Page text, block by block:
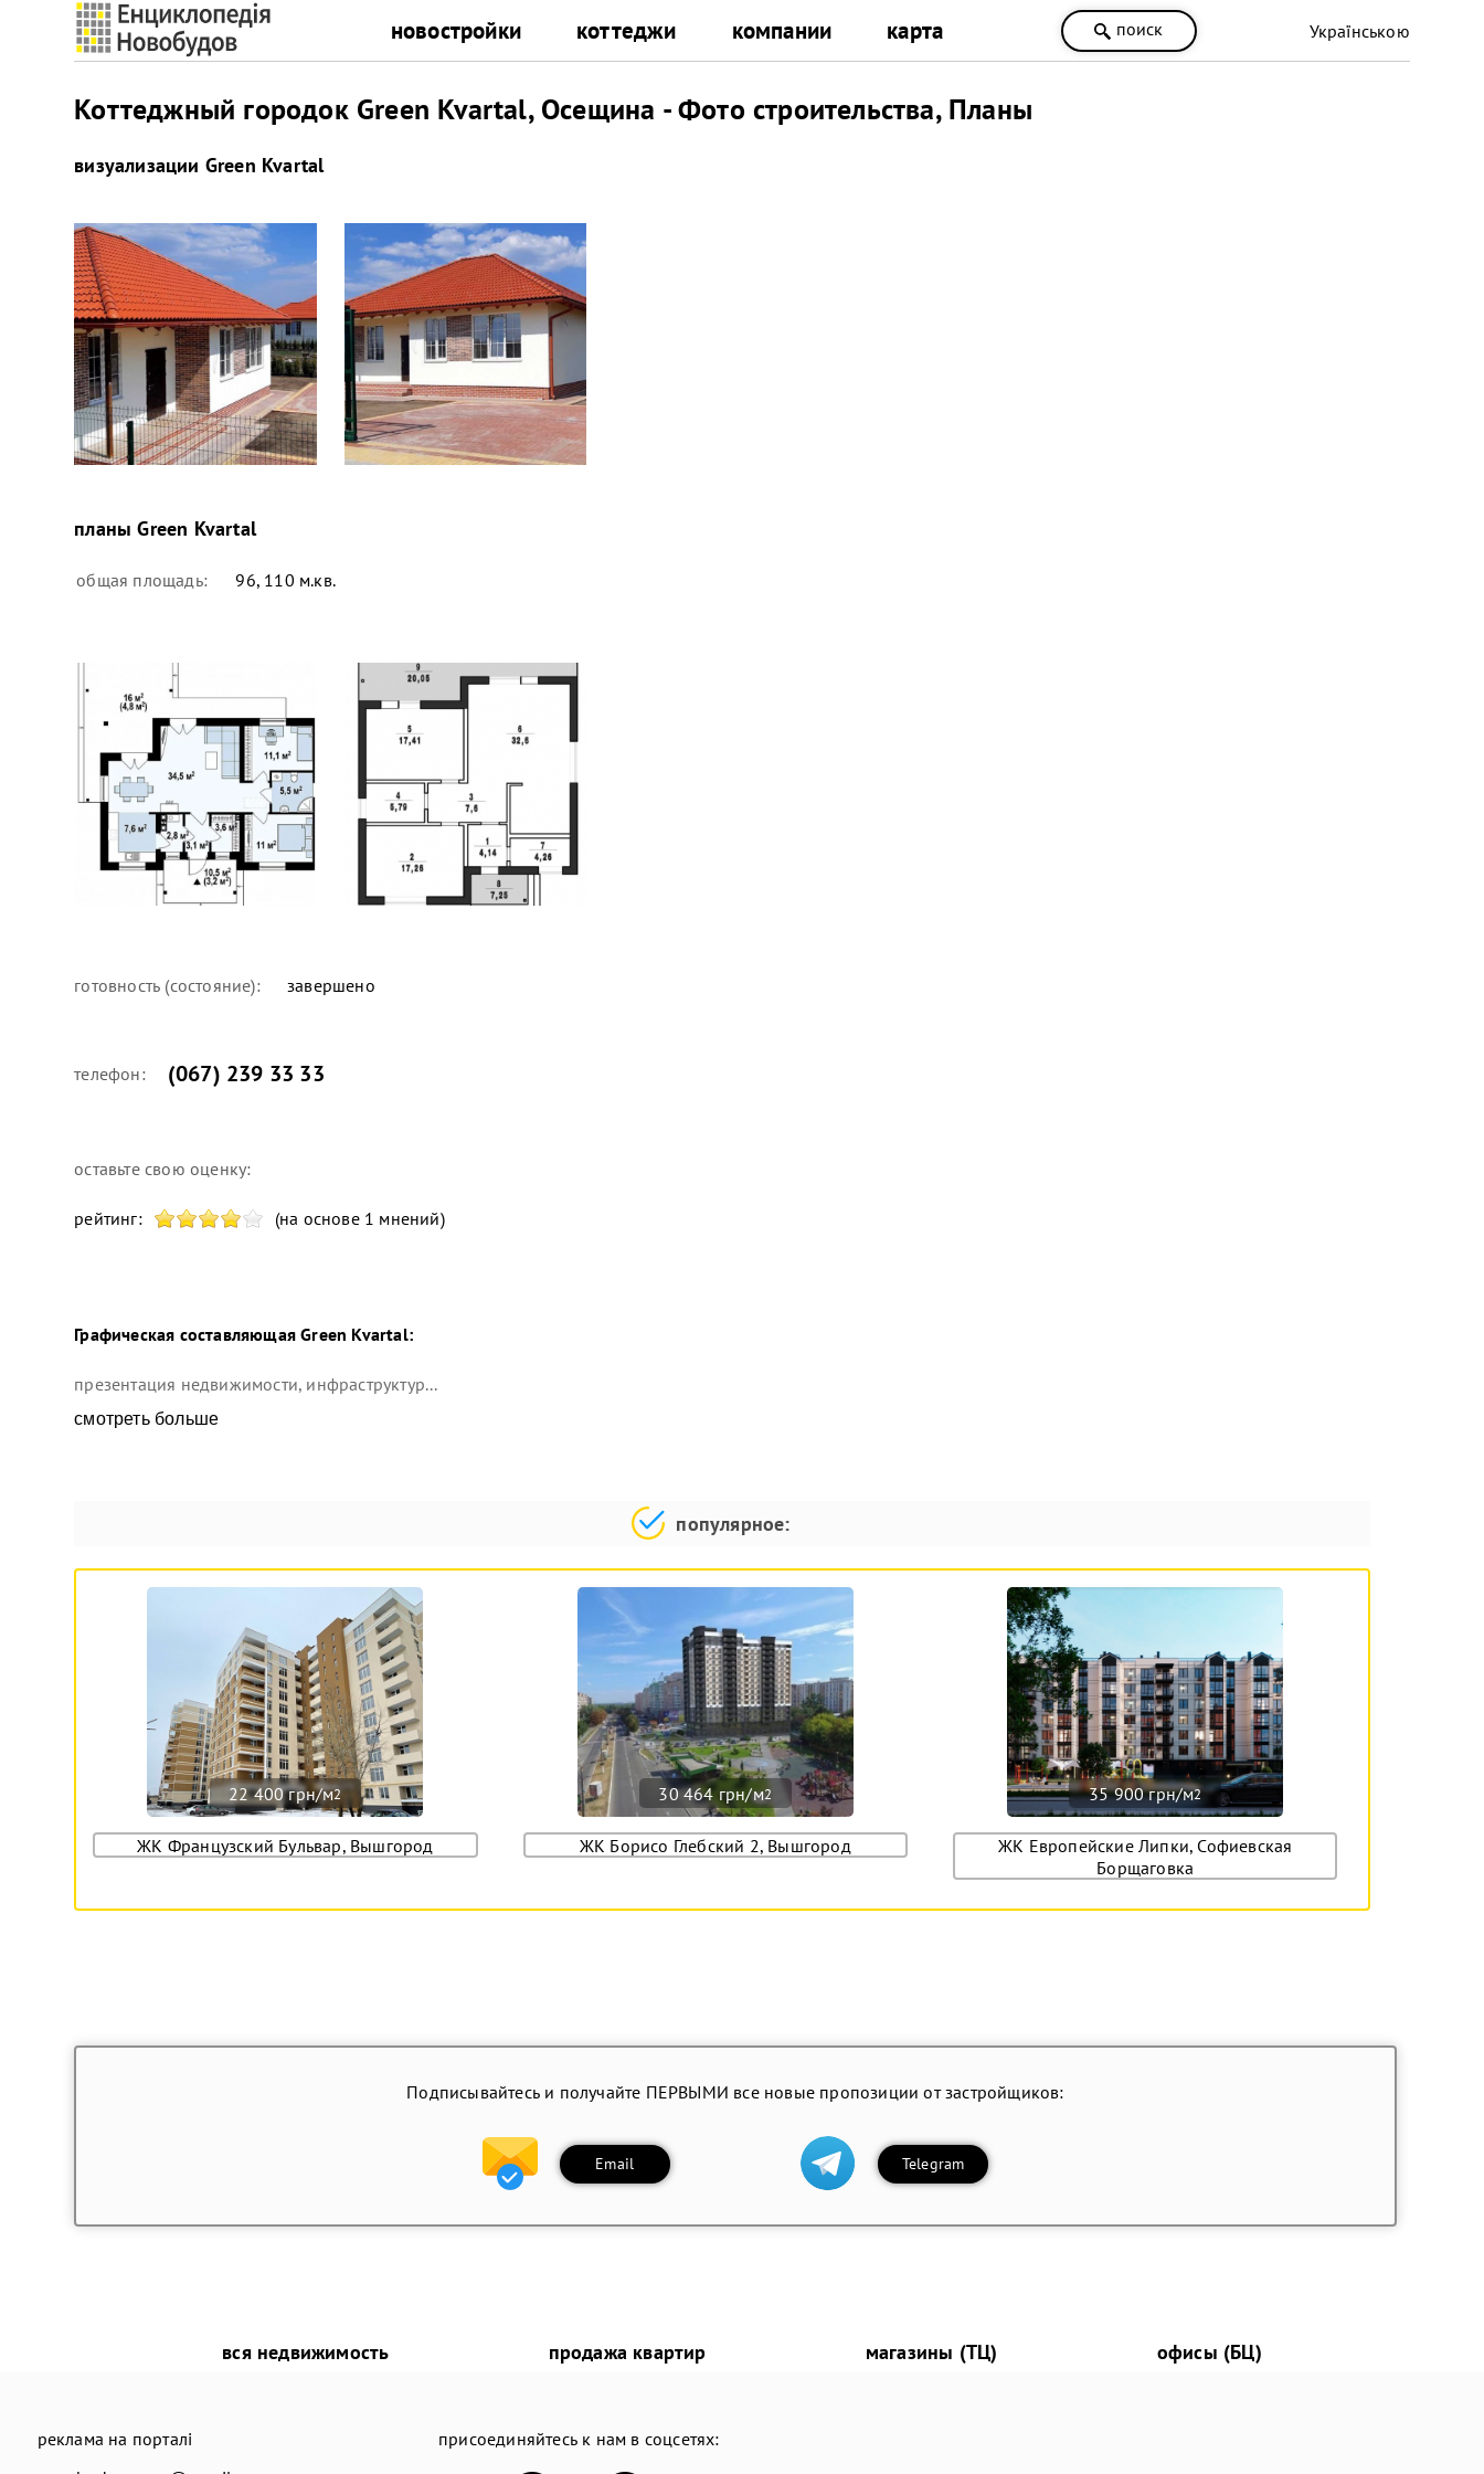
новостройки коттеджи компании карта поиск Українською
Коттеджный городок Green Kvartal, Осещина - Фото строительства, Планы
визуализации Green Kvartal
планыGreen Kvartal
общая площадь: 96, 110 м.кв.
готовность (состояние): завершено
телефон: (067) 239 33 33
оставьте свою оценку:
рейтинг: (на основе 1 мнений)
Графическая составляющая Green Kvartal:
презентация недвижимости, инфраструктур...
смотреть больше
популярное:
22 400 грн/м2
ЖК Французский Бульвар, Вышгород
30 464 грн/м2
ЖК Борисо Глебский 2, Вышгород
35 900 грн/м2
ЖК Европейские Липки, Софиевская
Борщаговка
Подписывайтесь и получайте ПЕРВЫМИ все новые пропозиции от застройщиков:
Email Telegram
вся недвижимость продажа квартир магазины (ТЦ) офисы (БЦ)
реклама на порталі
присоединяйтесь к нам в соцсетях: